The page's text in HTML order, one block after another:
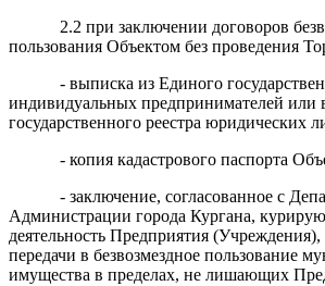
2.2 при заключении договоров
пользования Объектом без проведения
- выписка из Единого
индивидуальных предпринимателей или
государственного реестра юридических
- копия кадастрового паспорта
- заключение, согласованное с
Администрации города Кургана,
деятельность Предприятия (Учреждения),
передачи в безвозмездное пользование
имущества в пределах, не лишающих